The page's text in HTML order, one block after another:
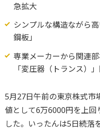
急拡大
シンプルな構造ながら
鋼板」
専業メーカーから関連
「変圧器（トランス）
5月27日午前の東京株式市
値として6万6000円を上回
した。いったんは5日続落